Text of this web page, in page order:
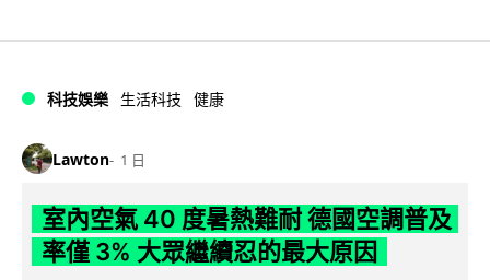
科技娛樂 生活科技 健康
Lawton 1 日
室內空氣 40 度暑熱難耐 德國空調普及
率僅 3% 大眾繼續忍的最大原因